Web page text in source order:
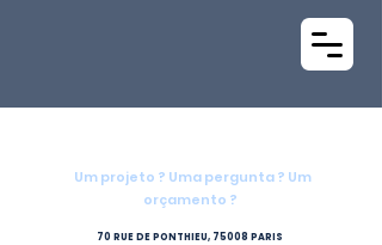
Um projeto ? Uma pergunta ? Um
orçamento ?
70 RUE DE PONTHIEU, 75008 PARIS